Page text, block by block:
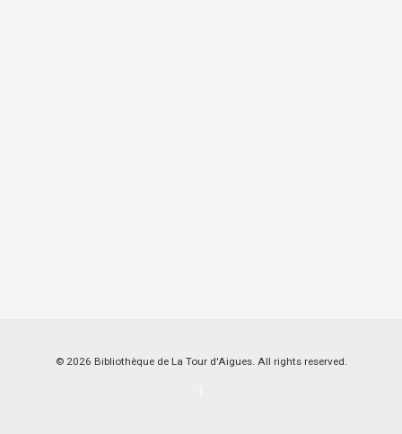
© 2026 Bibliothèque de La Tour d'Aigues. All rights reserved.